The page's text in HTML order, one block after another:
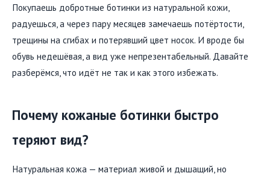
Покупаешь добротные ботинки из натуральной кожи,
радуешься, а через пару месяцев замечаешь потёртости,
трещины на сгибах и потерявший цвет носок. И вроде бы
обувь недешёвая, а вид уже непрезентабельный. Давайте
разберёмся, что идёт не так и как этого избежать.
Почему кожаные ботинки быстро
теряют вид?
Натуральная кожа — материал живой и дышащий, но